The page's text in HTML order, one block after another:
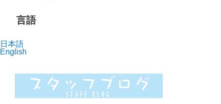
言語
日本語
English